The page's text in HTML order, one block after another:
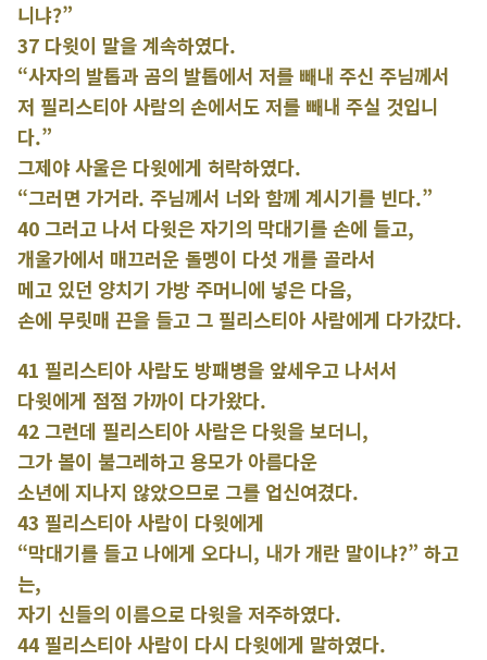
니냐?”
37 다윗이 말을 계속하였다.
“사자의 발톱과 곰의 발톱에서 저를 빼내 주신 주님께서
저 필리스티아 사람의 손에서도 저를 빼내 주실 것입니
다.”
그제야 사울은 다윗에게 허락하였다.
“그러면 가거라. 주님께서 너와 함께 계시기를 빈다.”
40 그러고 나서 다윗은 자기의 막대기를 손에 들고,
개울가에서 매끄러운 돌멩이 다섯 개를 골라서
메고 있던 양치기 가방 주머니에 넣은 다음,
손에 무릿매 끈을 들고 그 필리스티아 사람에게 다가갔다.
41 필리스티아 사람도 방패병을 앞세우고 나서서
다윗에게 점점 가까이 다가왔다.
42 그런데 필리스티아 사람은 다윗을 보더니,
그가 볼이 불그레하고 용모가 아름다운
소년에 지나지 않았으므로 그를 업신여겼다.
43 필리스티아 사람이 다윗에게
“막대기를 들고 나에게 오다니, 내가 개란 말이냐?” 하고
는,
자기 신들의 이름으로 다윗을 저주하였다.
44 필리스티아 사람이 다시 다윗에게 말하였다.